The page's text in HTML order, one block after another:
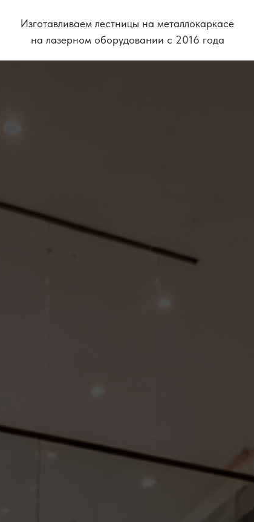
Изготавливаем лестницы на металлокаркасе
на лазерном оборудовании с 2016 года